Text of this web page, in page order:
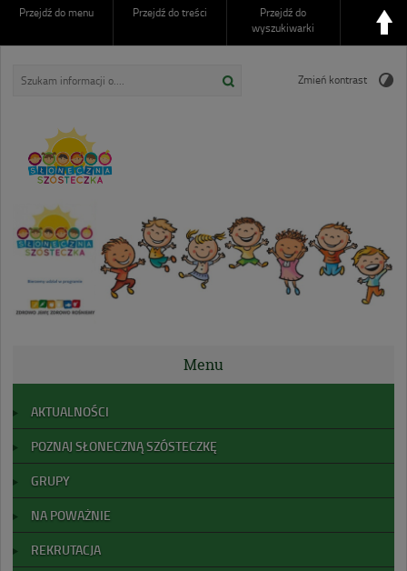
Przejdź do menu Przejdź do treści
Przejdź do
wyszukiwarki
SŁONECZNA SZÓSTECZKA
Zmień kontrast
Menu
AKTUALNOŚCI
POZNAJ SŁONECZNĄ SZÓSTECZKĘ
GRUPY
NA POWAŻNIE
REKRUTACJA